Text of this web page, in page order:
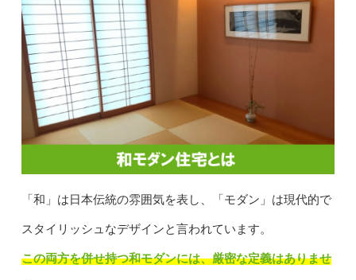
「和」は日本伝統の雰囲気を表し、「モダン」は現代的で
スタイリッシュなデザインと言われています。
この両方を併せ持つ和モダンには、厳密な定義はありませ